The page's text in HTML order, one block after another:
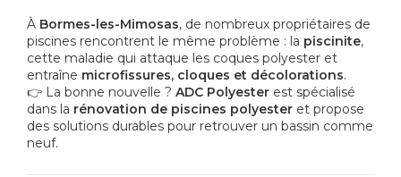
À Bormes-les-Mimosas, de nombreux propriétaires de
piscines rencontrent le même problème : la piscinite,
cette maladie qui attaque les coques polyester et
entraîne microfissures, cloques et décolorations.
👉 La bonne nouvelle ? ADC Polyester est spécialisé
dans la rénovation de piscines polyester et propose
des solutions durables pour retrouver un bassin comme
neuf.